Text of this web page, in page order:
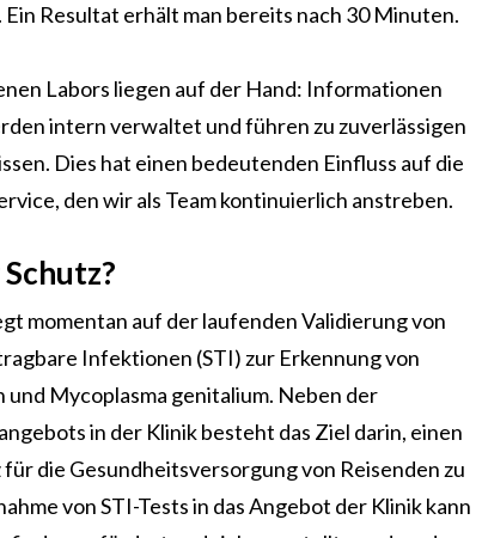
Ein Resultat erhält man bereits nach 30 Minuten.
Labors liegen auf der Hand: Informationen
intern verwaltet und führen zu zuverlässigen
Dies hat einen bedeutenden Einfluss auf die
den wir als Team kontinuierlich anstreben.
momentan auf der laufenden Validierung von
Infektionen (STI) zur Erkennung von
und Mycoplasma genitalium. Neben der
in der Klinik besteht das Ziel darin, einen
die Gesundheitsversorgung von Reisenden zu
von STI-Tests in das Angebot der Klinik kann